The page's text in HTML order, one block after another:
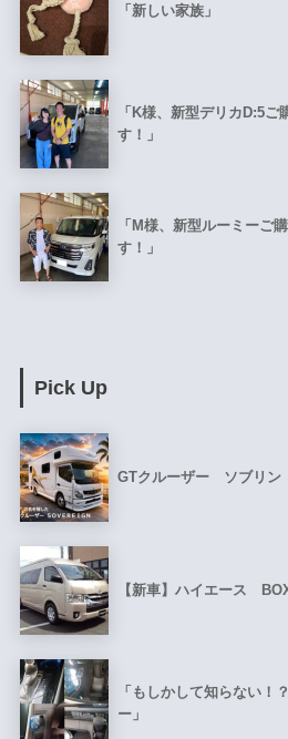
「新しい家族」
「K様、新型デリカD:5ご
す！」
「M様、新型ルーミーご
す！」
Pick Up
GTクルーザー ソブリン
【新車】ハイエース
「もしかして知らない！
ー」